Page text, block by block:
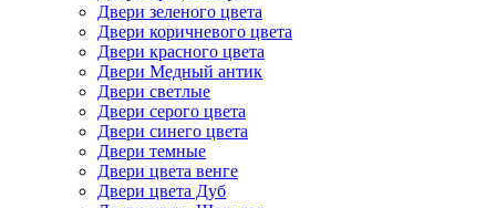
Двери зеленого цвета
Двери коричневого цвета
Двери красного цвета
Двери Медный антик
Двери светлые
Двери серого цвета
Двери синего цвета
Двери темные
Двери цвета венге
Двери цвета Дуб